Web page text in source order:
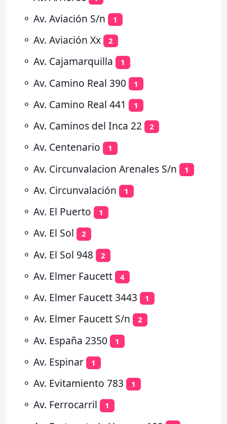
⚬ Av. Aviación S/n 1
⚬ Av. Aviación Xx 2
⚬ Av. Cajamarquilla 1
⚬ Av. Camino Real 390 1
⚬ Av. Camino Real 441 1
⚬ Av. Caminos del Inca 22 2
⚬ Av. Centenario 1
⚬ Av. Circunvalacion Arenales S/n 1
⚬ Av. Circunvalación 1
⚬ Av. El Puerto 1
⚬ Av. El Sol 2
⚬ Av. El Sol 948 2
⚬ Av. Elmer Faucett 4
⚬ Av. Elmer Faucett 3443 1
⚬ Av. Elmer Faucett S/n 2
⚬ Av. España 2350 1
⚬ Av. Espinar 1
⚬ Av. Evitamiento 783 1
⚬ Av. Ferrocarril 1